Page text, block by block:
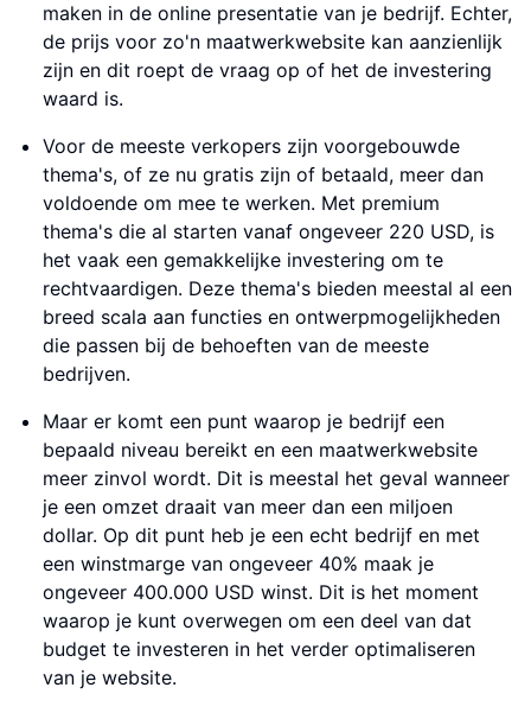
maken in de online presentatie van je bedrijf. Echter,
de prijs voor zo'n maatwerkwebsite kan aanzienlijk
zijn en dit roept de vraag op of het de investering
waard is.
Voor de meeste verkopers zijn voorgebouwde
thema's, of ze nu gratis zijn of betaald, meer dan
voldoende om mee te werken. Met premium
thema's die al starten vanaf ongeveer 220 USD, is
het vaak een gemakkelijke investering om te
rechtvaardigen. Deze thema's bieden meestal al een
breed scala aan functies en ontwerpmogelijkheden
die passen bij de behoeften van de meeste
bedrijven.
Maar er komt een punt waarop je bedrijf een
bepaald niveau bereikt en een maatwerkwebsite
meer zinvol wordt. Dit is meestal het geval wanneer
je een omzet draait van meer dan een miljoen
dollar. Op dit punt heb je een echt bedrijf en met
een winstmarge van ongeveer 40% maak je
ongeveer 400.000 USD winst. Dit is het moment
waarop je kunt overwegen om een deel van dat
budget te investeren in het verder optimaliseren
van je website.